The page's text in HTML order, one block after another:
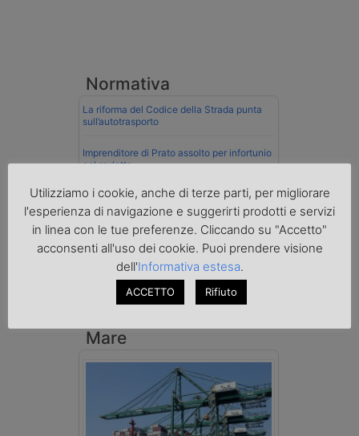
Normativa
La riforma del Codice della Strada punta
sull’autotrasporto
Imprenditore di Prato assolto per infortunio
col muletto
Cassazione conferma validità multe per
velocità col cronotachigrafo
La Cassazione conferma la qualifica di
spedizioniere-vettore
Esenzione Iva nei trasporti internazionali
su tutta la filiera
Mare
Utilizziamo i cookie, anche di terze parti, per migliorare
l'esperienza di navigazione e suggerirti prodotti e servizi
in linea con le tue preferenze. Cliccando su "Accetto"
acconsenti all'uso dei cookie. Puoi prendere visione
dell'Informativa estesa.
ACCETTO Rifiuto